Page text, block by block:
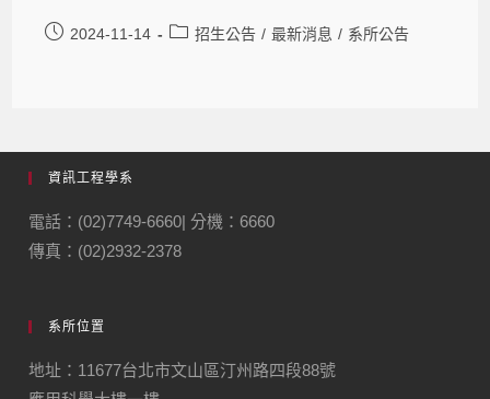
2024-11-14 招生公告 / 最新消息 / 系所公告
資訊工程學系
電話：(02)7749-6660| 分機：6660
傳真：(02)2932-2378
系所位置
地址：11677台北市文山區汀州路四段88號